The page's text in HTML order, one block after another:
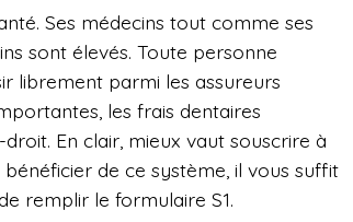
Ses médecins tout comme ses
sont élevés. Toute personne
librement parmi les assureurs
les frais dentaires
En clair, mieux vaut souscrire à
de ce système, il vous suffit
remplir le formulaire S1.